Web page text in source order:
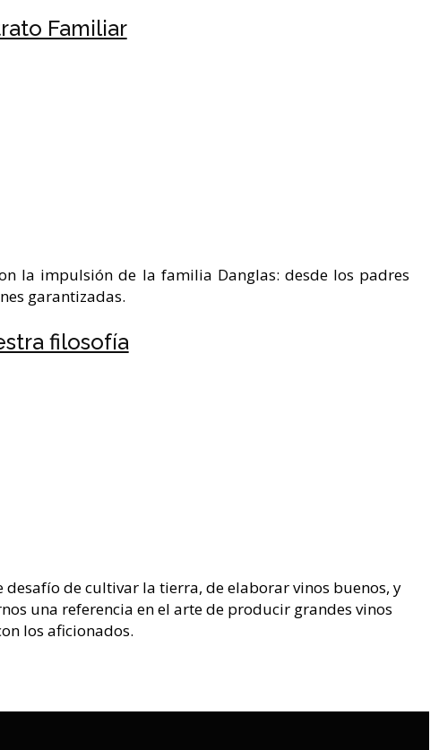
Familiar
la impulsión de la familia Danglas: desde los padres
garantizadas.
filosofía
de cultivar la tierra, de elaborar vinos buenos, y
una referencia en el arte de producir grandes vinos
los aficionados.